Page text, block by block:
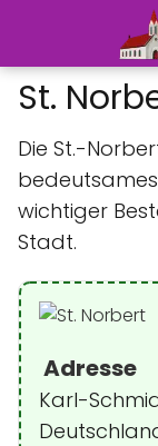
St.
Die St.-
wichtiger
Stadt.
Adresse
Karl-